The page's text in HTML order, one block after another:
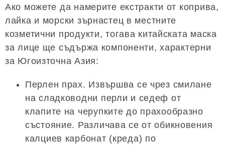
Ако можете да намерите екстракти от коприва,
лайка и морски зърнастец в местните
козметични продукти, тогава китайската маска
за лице ще съдържа компоненти, характерни
за Югоизточна Азия:
Перлен прах. Извършва се чрез смилане
на сладководни перли и седеф от
клапите на черупките до прахообразно
състояние. Различава се от обикновения
калциев карбонат (креда) по